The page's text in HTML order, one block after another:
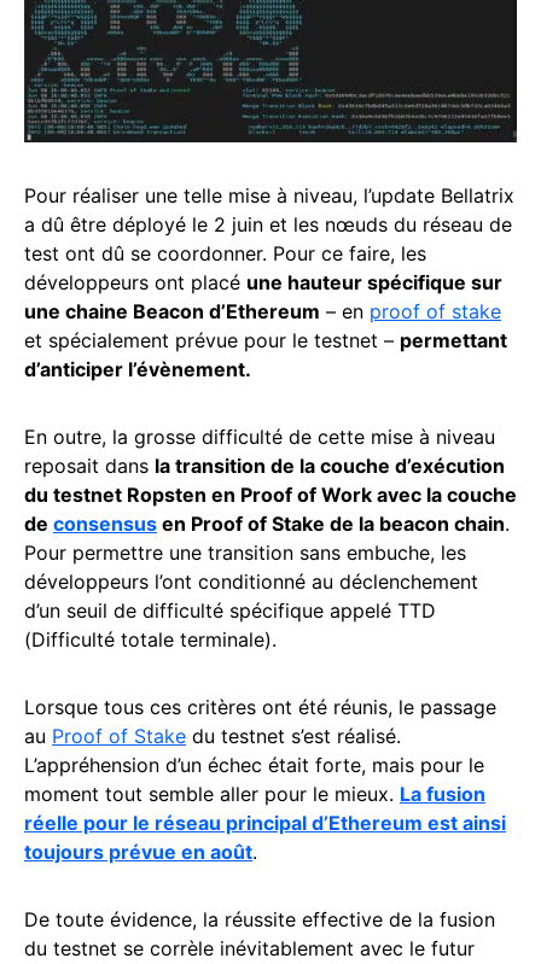
Pour réaliser une telle mise à niveau, l’update Bellatrix
a dû être déployé le 2 juin et les nœuds du réseau de
test ont dû se coordonner. Pour ce faire, les
développeurs ont placé une hauteur spécifique sur
une chaine Beacon d’Ethereum – en proof of stake
et spécialement prévue pour le testnet – permettant
d’anticiper l’évènement.
En outre, la grosse difficulté de cette mise à niveau
reposait dans la transition de la couche d’exécution
du testnet Ropsten en Proof of Work avec la couche
de consensus en Proof of Stake de la beacon chain.
Pour permettre une transition sans embuche, les
développeurs l’ont conditionné au déclenchement
d’un seuil de difficulté spécifique appelé TTD
(Difficulté totale terminale).
Lorsque tous ces critères ont été réunis, le passage
au Proof of Stake du testnet s’est réalisé.
L’appréhension d’un échec était forte, mais pour le
moment tout semble aller pour le mieux. La fusion
réelle pour le réseau principal d’Ethereum est ainsi
toujours prévue en août.
De toute évidence, la réussite effective de la fusion
du testnet se corrèle inévitablement avec le futur